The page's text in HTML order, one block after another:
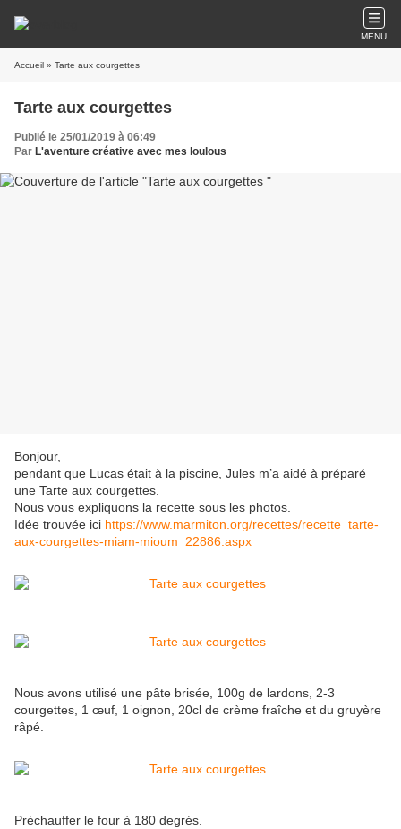
MENU
Accueil » Tarte aux courgettes
Tarte aux courgettes
Publié le 25/01/2019 à 06:49
Par L'aventure créative avec mes loulous
Bonjour,
pendant que Lucas était à la piscine, Jules m’a aidé à préparé
une Tarte aux courgettes.
Nous vous expliquons la recette sous les photos.
Idée trouvée ici https://www.marmiton.org/recettes/recette_tarte-
aux-courgettes-miam-mioum_22886.aspx
Nous avons utilisé une pâte brisée, 100g de lardons, 2-3
courgettes, 1 œuf, 1 oignon, 20cl de crème fraîche et du gruyère
râpé.
Préchauffer le four à 180 degrés.